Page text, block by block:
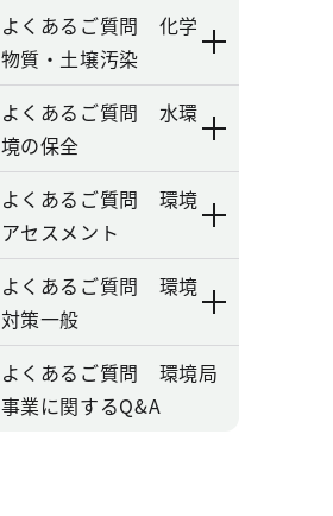
よくあるご質問 化学
物質・土壌汚染
よくあるご質問 水環
境の保全
よくあるご質問 環境
アセスメント
よくあるご質問 環境
対策一般
よくあるご質問 環境局
事業に関するQ&A